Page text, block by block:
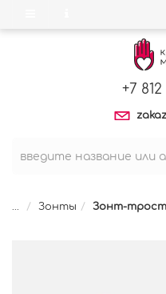
+7 812
... Зонты Зонт-